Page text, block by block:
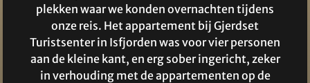
plekken waar we konden overnachten tijdens
onze reis. Het appartement bij Gjerdset
Turistsenter in Isfjorden was voor vier personen
aan de kleine kant, en erg sober ingericht, zeker
in verhouding met de appartementen op de